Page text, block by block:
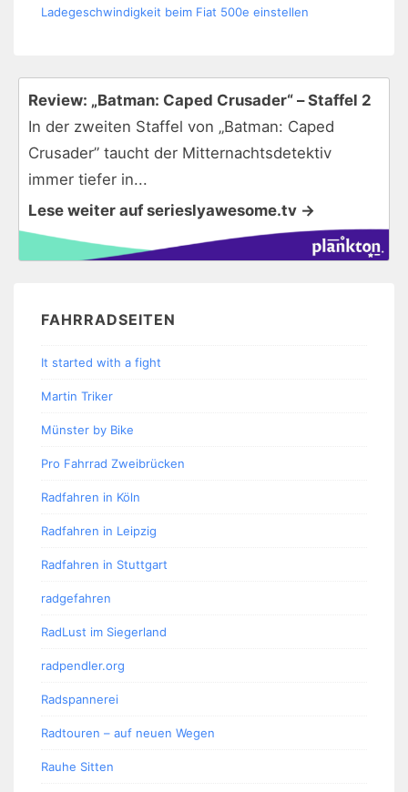
Ladegeschwindigkeit beim Fiat 500e einstellen
Review: „Batman: Caped Crusader“ – Staffel 2
In der zweiten Staffel von „Batman: Caped
Crusader” taucht der Mitternachtsdetektiv
immer tiefer in...
Lese weiter auf serieslyawesome.tv →
FAHRRADSEITEN
It started with a fight
Martin Triker
Münster by Bike
Pro Fahrrad Zweibrücken
Radfahren in Köln
Radfahren in Leipzig
Radfahren in Stuttgart
radgefahren
RadLust im Siegerland
radpendler.org
Radspannerei
Radtouren – auf neuen Wegen
Rauhe Sitten